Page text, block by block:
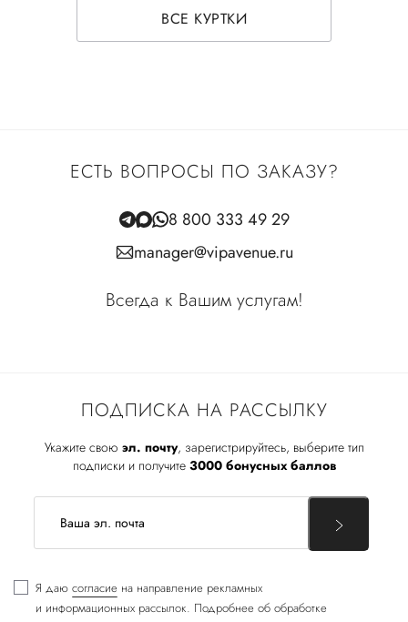
ВСЕ КУРТКИ
ПОДПИСКА НА РАССЫЛКУ
Укажите свою эл. почту, зарегистрируйтесь, выберите тип
подписки и получите 3000 бонусных баллов
Я даю согласие на направление рекламных
и информационных рассылок. Подробнее об обработке
ЕСТЬ ВОПРОСЫ ПО ЗАКАЗУ?
8 800 333 49 29
manager@vipavenue.ru
Всегда к Вашим услугам!